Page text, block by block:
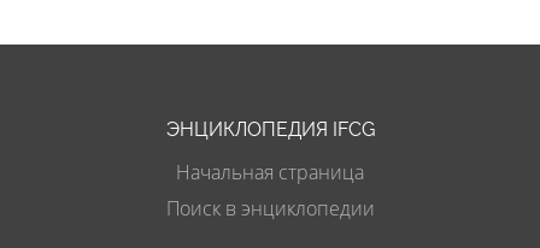
ЭНЦИКЛОПЕДИЯ IFCG
Начальная страница
Поиск в энциклопедии